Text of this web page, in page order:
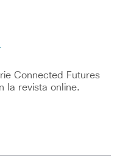
Connected Futures
la revista online.